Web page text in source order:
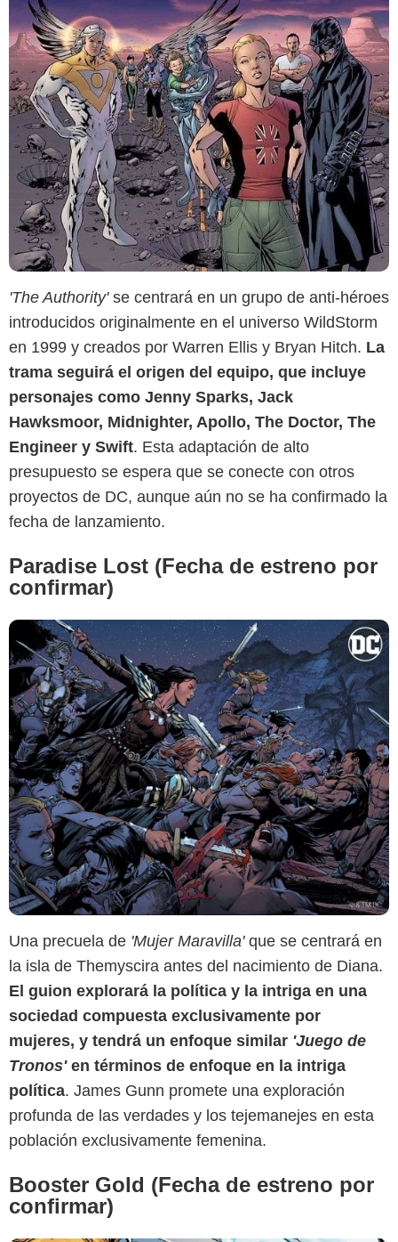
'The Authority' se centrará en un grupo de anti-héroes
introducidos originalmente en el universo WildStorm
en 1999 y creados por Warren Ellis y Bryan Hitch. La
trama seguirá el origen del equipo, que incluye
personajes como Jenny Sparks, Jack
Hawksmoor, Midnighter, Apollo, The Doctor, The
Engineer y Swift. Esta adaptación de alto
presupuesto se espera que se conecte con otros
proyectos de DC, aunque aún no se ha confirmado la
fecha de lanzamiento.
Paradise Lost (Fecha de estreno por
confirmar)
Una precuela de 'Mujer Maravilla' que se centrará en
la isla de Themyscira antes del nacimiento de Diana.
El guion explorará la política y la intriga en una
sociedad compuesta exclusivamente por
mujeres, y tendrá un enfoque similar 'Juego de
Tronos'en términos de enfoque en la intriga
política. James Gunn promete una exploración
profunda de las verdades y los tejemanejes en esta
población exclusivamente femenina.
Booster Gold (Fecha de estreno por
confirmar)